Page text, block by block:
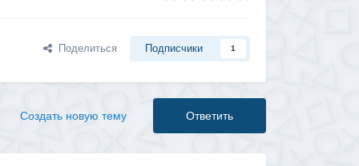
Поделиться Подписчики 1
Ответить
Создать новую тему